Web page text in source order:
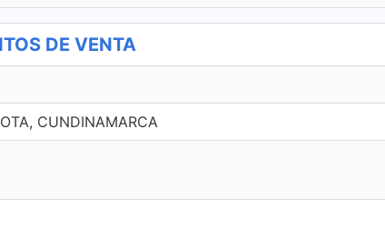
DE VENTA
CUNDINAMARCA